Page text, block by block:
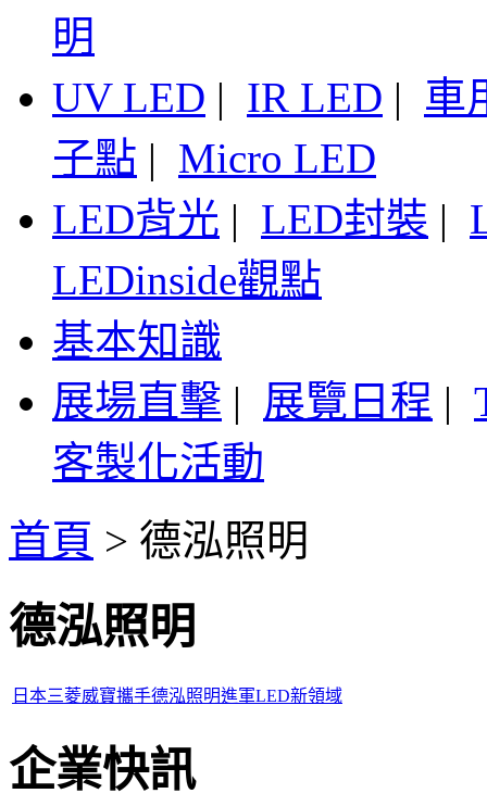
明
UV LED | IR LED | 車
子點 | Micro LED
LED背光 | LED封裝 |
LEDinside觀點
基本知識
展場直擊 | 展覽日程 |
客製化活動
首頁 > 德泓照明
德泓照明
日本三菱威寶攜手德泓照明進軍LED新領域
企業快訊